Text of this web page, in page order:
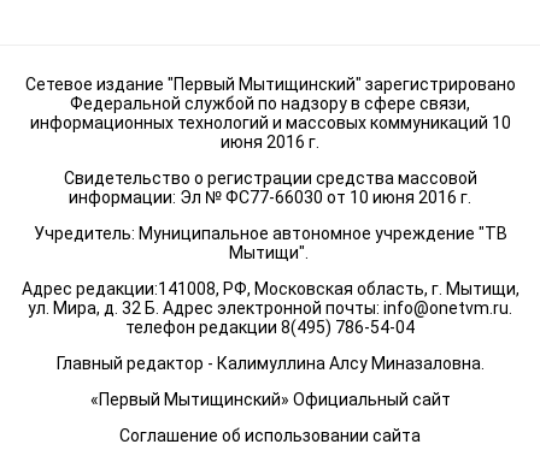
Сетевое издание "Первый Мытищинский" зарегистрировано
Федеральной службой по надзору в сфере связи,
информационных технологий и массовых коммуникаций 10
июня 2016 г.
Свидетельство о регистрации средства массовой
информации: Эл № ФС77-66030 от 10 июня 2016 г.
Учредитель: Муниципальное автономное учреждение "ТВ
Мытищи".
Адрес редакции:141008, РФ, Московская область, г. Мытищи,
ул. Мира, д. 32 Б. Адрес электронной почты: info@onetvm.ru
телефон редакции 8(495) 786-54-04
Главный редактор - Калимуллина Алсу Миназаловна.
«Первый Мытищинский» Официальный сайт
Соглашение об использовании сайта